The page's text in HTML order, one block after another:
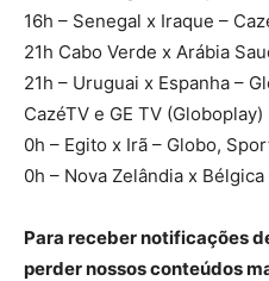
16h – Senegal x Iraque –
21h Cabo Verde x Arábia
21h – Uruguai x Espanha –
CazéTV e GE TV (Globoplay)
0h – Egito x Irã – Globo,
0h – Nova Zelândia x Bélgica
Para receber notificações
perder nossos conteúdos